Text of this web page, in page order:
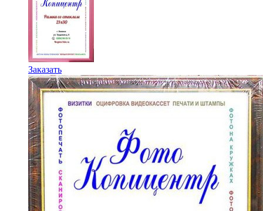
ЗаказатьЭтот
товар
имеет
несколько
вариаций.
Опции
можно
выбрать
на
странице
товара.